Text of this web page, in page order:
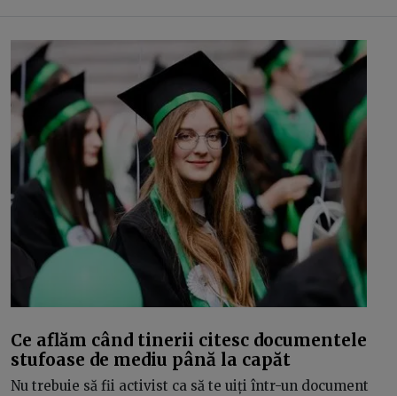
Ce aflăm când tinerii citesc documentele
stufoase de mediu până la capăt
Nu trebuie să fii activist ca să te uiți într-un document